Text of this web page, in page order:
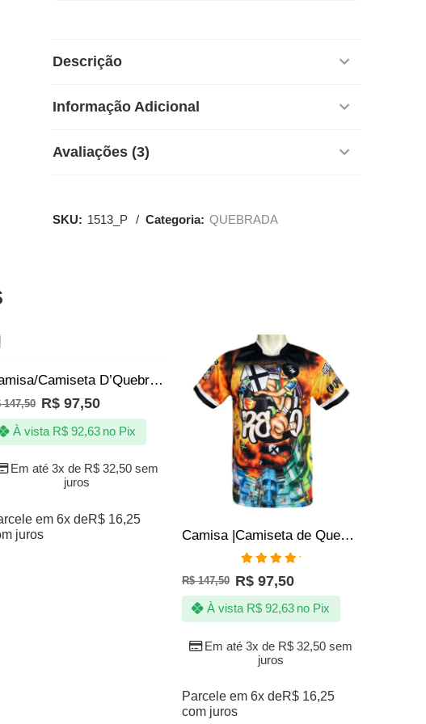
Descrição
Informação Adicional
Avaliações (3)
SKU: 1513_P Categoria: QUEBRADA
Camisa/Camiseta D’Quebrada Milionário
147,50 R$ 97,50
Em até 3x de R$ 32,50 sem
juros
À vista R$92,63 no Pix
em 6x deR$ 16,25
juros
SALE
Camisa |Camiseta de Quebrada Pipa Pipeiros Papagaio Arraia Cafifa
Avaliação
5.00de 5
R$147,50 R$ 97,50
Em até 3x de R$ 32,50 sem
juros
À vista R$92,63 no Pix
Parcele em 6x deR$ 16,25
com juros